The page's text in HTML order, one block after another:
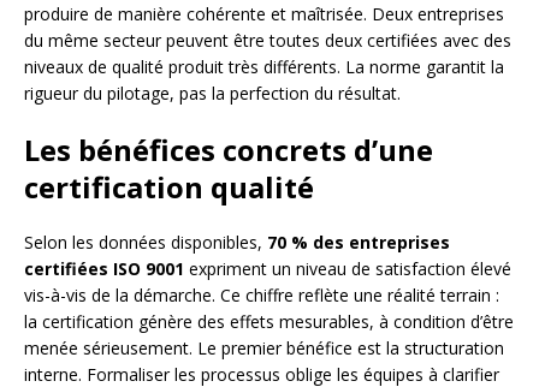
produire de manière cohérente et maîtrisée. Deux entreprises
du même secteur peuvent être toutes deux certifiées avec des
niveaux de qualité produit très différents. La norme garantit la
rigueur du pilotage, pas la perfection du résultat.
Les bénéfices concrets d’une
certification qualité
Selon les données disponibles, 70 % des entreprises
certifiées ISO 9001 expriment un niveau de satisfaction élevé
vis-à-vis de la démarche. Ce chiffre reflète une réalité terrain :
la certification génère des effets mesurables, à condition d’être
menée sérieusement. Le premier bénéfice est la structuration
interne. Formaliser les processus oblige les équipes à clarifier